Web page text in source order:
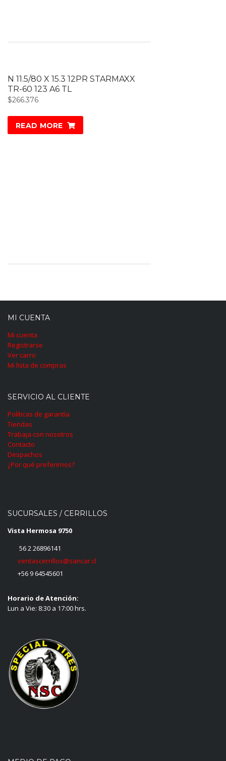
N 11.5/80 X 15.3 12PR STARMAXX
TR-60 123 A6 TL
$266.376
READ MORE
MI CUENTA
Mi cuenta
Registrarse
Ver carro
Mi lista de compras
SERVICIO AL CLIENTE
Políticas de garantía
Tiendas
Trabaja con nosotros
Contacto
Despachos
¿Por qué preferirnos?
SUCURSALES / CERRILLOS
Vista Hermosa 9750
56 2 26896141
ventascerrillos@sancar.cl
+56 9 64545601
Horario de Atención:
Lun a Vie: 8:30 a 17:00 hrs.